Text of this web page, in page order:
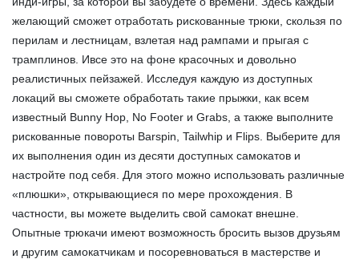
желающий сможет отработать рискованные трюки, скользя по
перилам и лестницам, взлетая над рампами и прыгая с
трамплинов. Ивсе это на фоне красочных и довольно
реалистичных пейзажей. Исследуя каждую из доступных
локаций вы сможете обработать такие прыжки, как всем
известный Bunny Hop, No Footer и Grabs, а также выполните
рискованные повороты Barspin, Tailwhip и Flips. Выберите для
их выполнения один из десяти доступных самокатов и
настройте под себя. Для этого можно использовать различные
«плюшки», открывающиеся по мере прохождения. В
частности, вы можете выделить свой самокат внешне.
Опытные трюкачи имеют возможность бросить вызов друзьям
и другим самокатчикам и посоревноваться в мастерстве и